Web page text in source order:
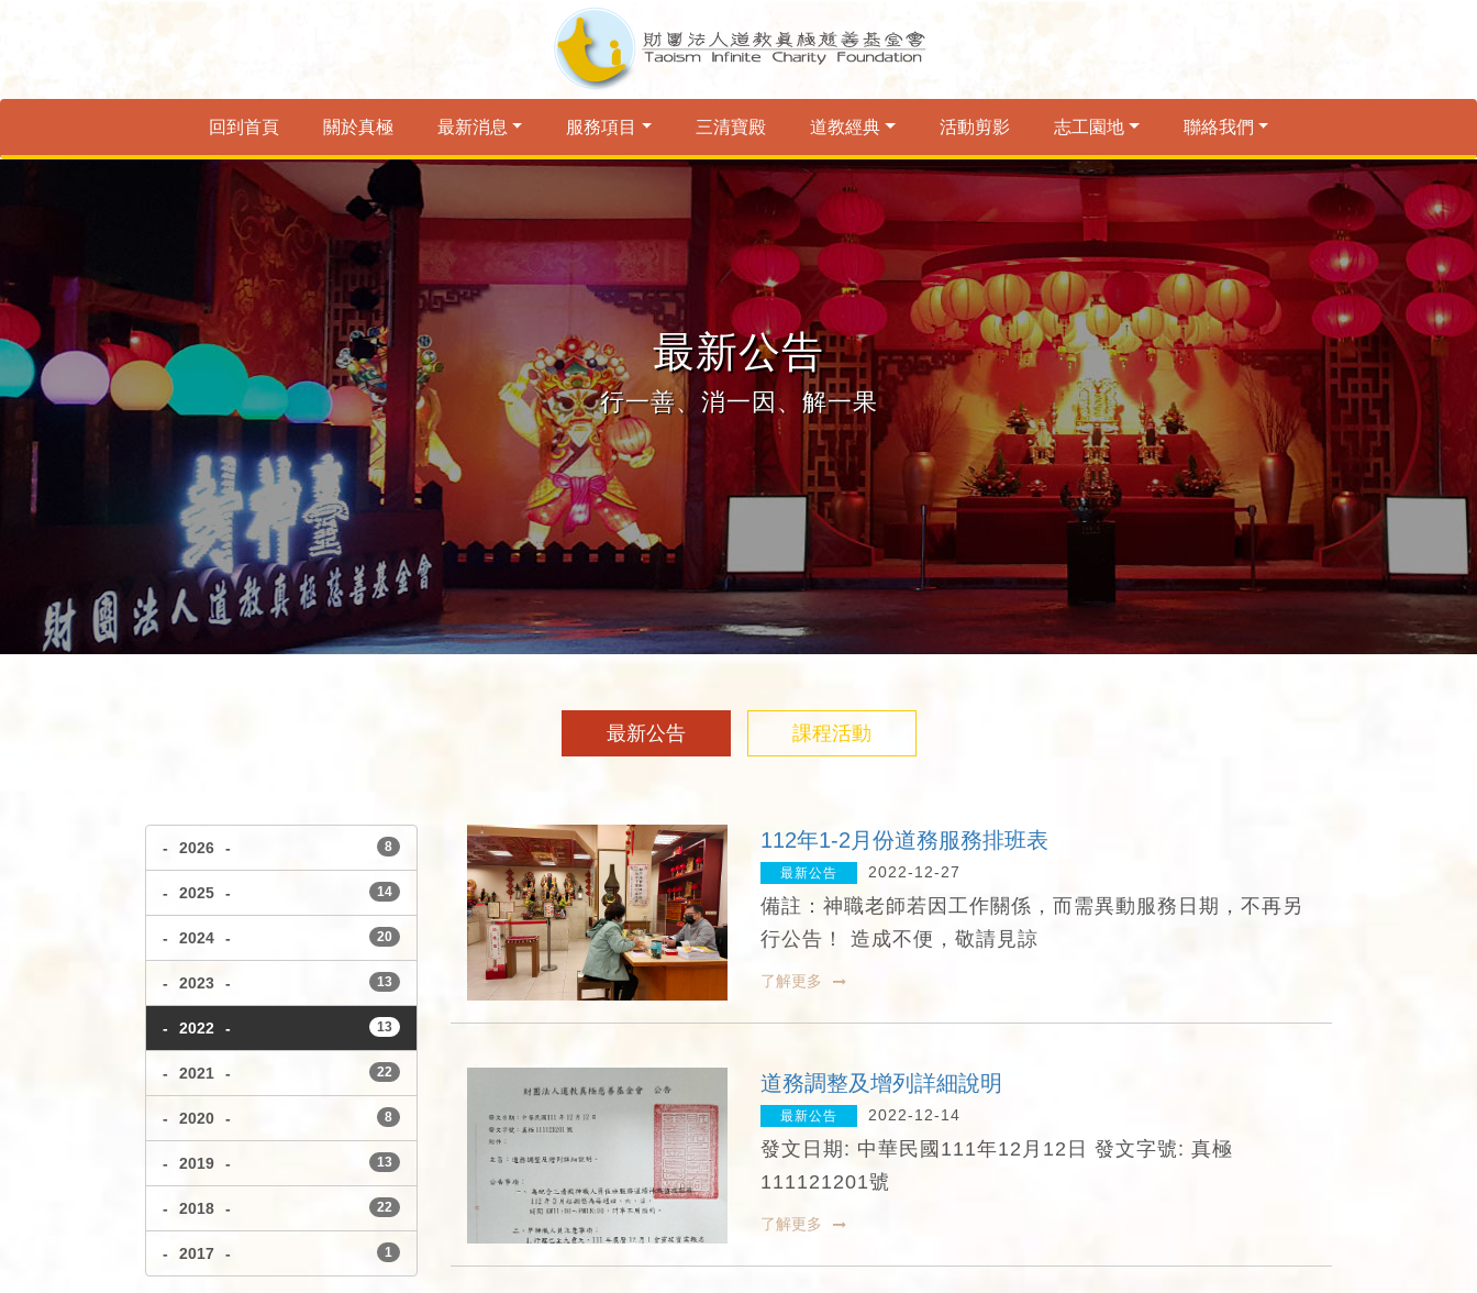
回到首頁 關於真極 最新消息 服務項目 三清寶殿 道教經典 活動剪影 志工園地 聯絡我們
最新公告
行一善、消一因、解一果
最新公告 課程活動
- 2026 - 8
- 2025 - 14
- 2024 - 20
- 2023 - 13
- 2022 - 13
- 2021 - 22
- 2020 - 8
- 2019 - 13
- 2018 - 22
- 2017 - 1
112年1-2月份道務服務排班表
最新公告 2022-12-27
備註：神職老師若因工作關係，而需異動服務日期，不再另
行公告！ 造成不便，敬請見諒
了解更多
道務調整及增列詳細說明
最新公告 2022-12-14
發文日期: 中華民國111年12月12日 發文字號: 真極
111121201號
了解更多